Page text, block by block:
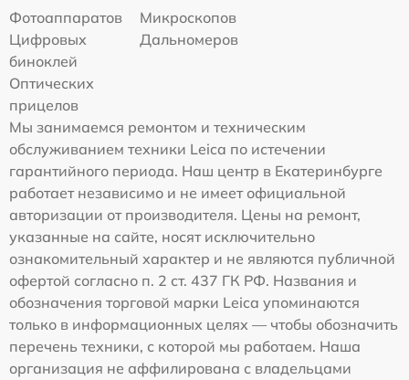
Фотоаппаратов
Микроскопов
Цифровых
биноклей
Дальномеров
Оптических
прицелов
Мы занимаемся ремонтом и техническим
обслуживанием техники Leica по истечении
гарантийного периода. Наш центр в Екатеринбурге
работает независимо и не имеет официальной
авторизации от производителя. Цены на ремонт,
указанные на сайте, носят исключительно
ознакомительный характер и не являются публичной
офертой согласно п. 2 ст. 437 ГК РФ. Названия и
обозначения торговой марки Leica упоминаются
только в информационных целях — чтобы обозначить
перечень техники, с которой мы работаем. Наша
организация не аффилирована с владельцами